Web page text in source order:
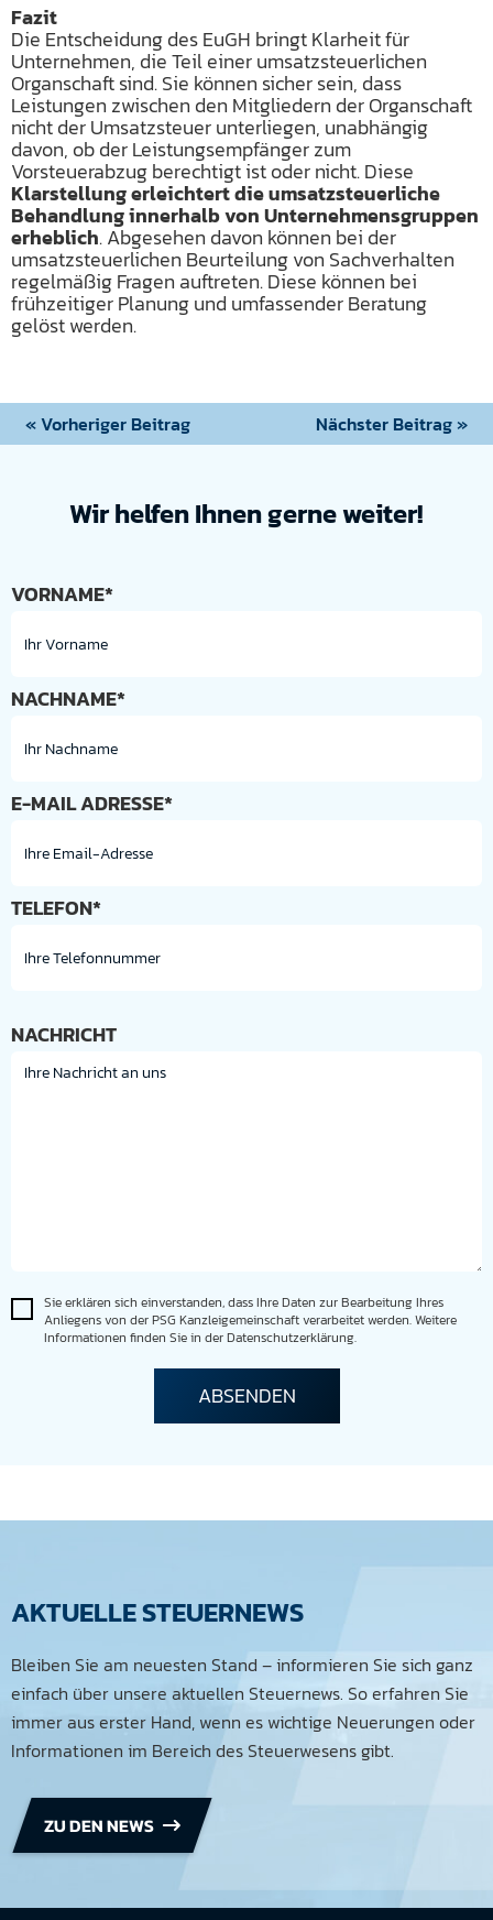
Fazit
Die Entscheidung des EuGH bringt Klarheit für
Unternehmen, die Teil einer umsatzsteuerlichen
Organschaft sind. Sie können sicher sein, dass
Leistungen zwischen den Mitgliedern der Organschaft
nicht der Umsatzsteuer unterliegen, unabhängig
davon, ob der Leistungsempfänger zum
Vorsteuerabzug berechtigt ist oder nicht. Diese
Klarstellung erleichtert die umsatzsteuerliche
Behandlung innerhalb von Unternehmensgruppen
erheblich. Abgesehen davon können bei der
umsatzsteuerlichen Beurteilung von Sachverhalten
regelmäßig Fragen auftreten. Diese können bei
frühzeitiger Planung und umfassender Beratung
gelöst werden.
« Vorheriger Beitrag Nächster Beitrag »
Wir helfen Ihnen gerne weiter!
VORNAME*
NACHNAME*
E-MAIL ADRESSE*
TELEFON*
NACHRICHT
Sie erklären sich einverstanden, dass Ihre Daten zur Bearbeitung Ihres
Anliegens von der PSG Kanzleigemeinschaft verarbeitet werden. Weitere
Informationen finden Sie in der Datenschutzerklärung.
AKTUELLE STEUERNEWS
Bleiben Sie am neuesten Stand – informieren Sie sich ganz
einfach über unsere aktuellen Steuernews. So erfahren Sie
immer aus erster Hand, wenn es wichtige Neuerungen oder
Informationen im Bereich des Steuerwesens gibt.
ZU DEN NEWS 